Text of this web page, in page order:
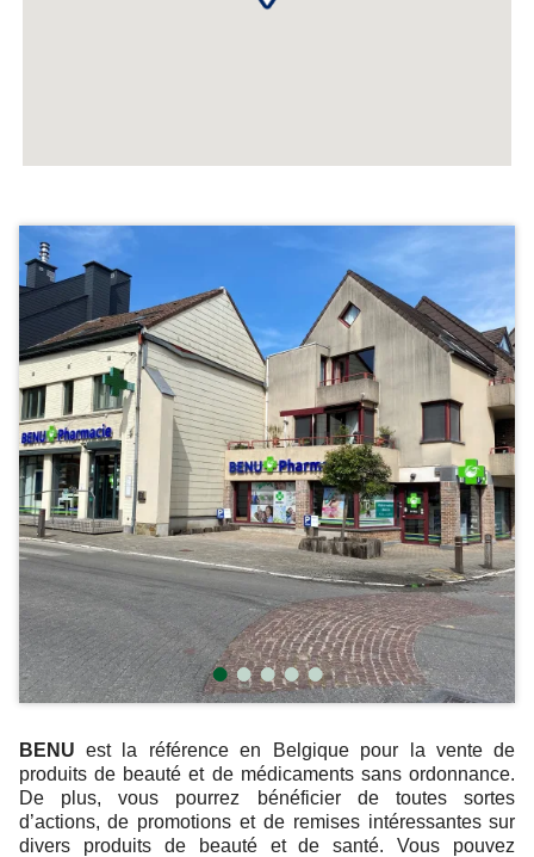
BENU est la référence en Belgique pour la vente de
produits de beauté et de médicaments sans ordonnance.
De plus, vous pourrez bénéficier de toutes sortes
d’actions, de promotions et de remises intéressantes sur
divers produits de beauté et de santé. Vous pouvez